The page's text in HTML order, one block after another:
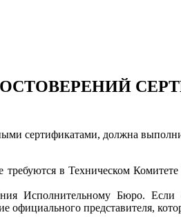
сертификатами, должна
в Техническом
Исполнительному Бюро.
официального представителя,